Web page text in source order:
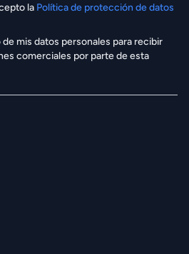
la Política de protección de datos
mis datos personales para recibir
comerciales por parte de esta